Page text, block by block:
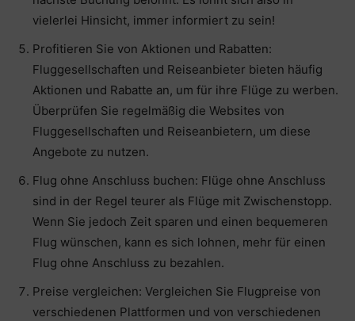
vielerlei Hinsicht, immer informiert zu sein!
Profitieren Sie von Aktionen und Rabatten:
Fluggesellschaften und Reiseanbieter bieten häufig
Aktionen und Rabatte an, um für ihre Flüge zu werben.
Überprüfen Sie regelmäßig die Websites von
Fluggesellschaften und Reiseanbietern, um diese
Angebote zu nutzen.
Flug ohne Anschluss buchen: Flüge ohne Anschluss
sind in der Regel teurer als Flüge mit Zwischenstopp.
Wenn Sie jedoch Zeit sparen und einen bequemeren
Flug wünschen, kann es sich lohnen, mehr für einen
Flug ohne Anschluss zu bezahlen.
Preise vergleichen: Vergleichen Sie Flugpreise von
verschiedenen Plattformen und von verschiedenen